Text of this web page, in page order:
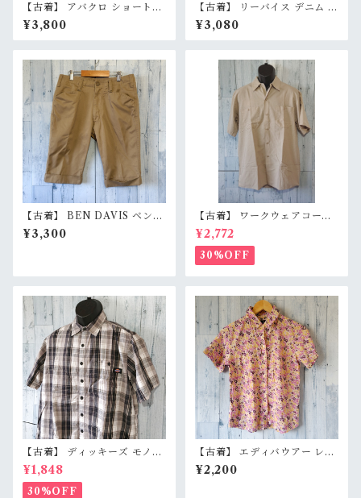
【古着】 アバクロ ショートパ
ンツ W28（実寸ウエスト78c
m） ベージュ 膝上丈 Abercr
ombie & Fitch コットン10
¥3,800
【古着】 リーバイス デニム シ
ョートパンツ W30（実寸ウエ
スト81cm） 濃紺 インディゴ
ハーフパンツ 膝丈 Levi's Ran
¥3,080
【古着】 BEN DAVIS ベンデ
イビス ワーク ショートパンツ
W30（ウエスト76cm） ベー
¥3,300
【古着】 ワークウェアコーポ
レーション 半袖 ワークシャツ
L グレー ワッペン跡 雰囲気系
身幅60cm WorkwearCorp
RankC
¥2,772
30%OFF
【古着】 ディッキーズ モノト
ーン チェックシャツ 半袖 メン
ズ XL グレー ブラック 黒 コ
ットン100% Dickies RankB
¥1,848
30%OFF
【古着】 エディバウアー レー
ヨン シルク 半袖シャツ PS
（レディースXS〜S相当） 花
¥2,200